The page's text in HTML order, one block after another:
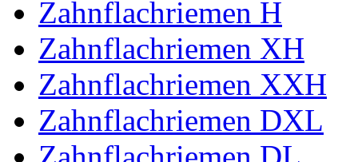
Zahnflachriemen H
Zahnflachriemen XH
Zahnflachriemen XXH
Zahnflachriemen DXL